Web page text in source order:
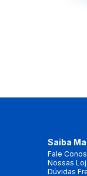
Saiba
Fale
Nossas
Dúvidas